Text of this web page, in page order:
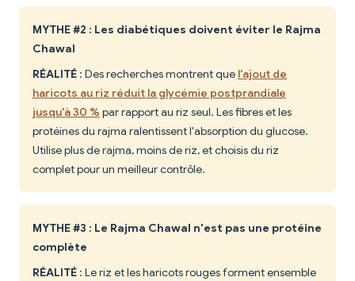
MYTHE #2 : Les diabétiques doivent éviter le Rajma
Chawal
RÉALITÉ : Des recherches montrent que l'ajout de
haricots au riz réduit la glycémie postprandiale
jusqu'à 30 % par rapport au riz seul. Les fibres et les
protéines du rajma ralentissent l'absorption du glucose.
Utilise plus de rajma, moins de riz, et choisis du riz
complet pour un meilleur contrôle.
MYTHE #3 : Le Rajma Chawal n'est pas une protéine
complète
RÉALITÉ : Le riz et les haricots rouges forment ensemble